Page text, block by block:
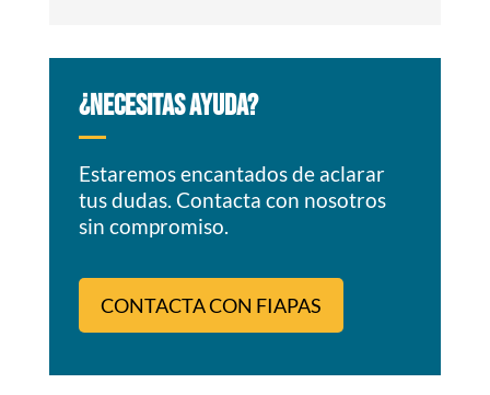
¿NECESITAS AYUDA?
Estaremos encantados de aclarar
tus dudas. Contacta con nosotros
sin compromiso.
CONTACTA CON FIAPAS